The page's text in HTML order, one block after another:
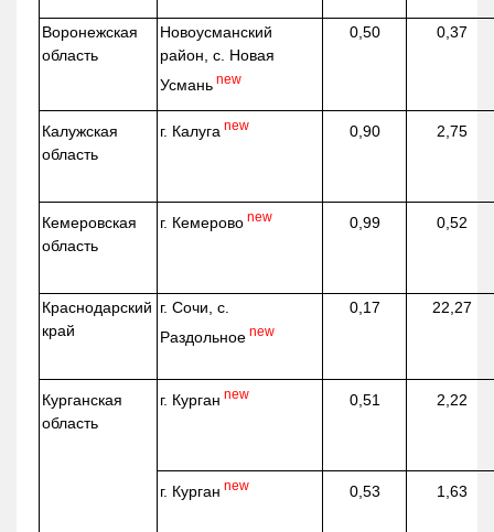
Воронежская
область
Новоусманский
район, с. Новая
Усмань new
0,50 0,37
Калужская
область
г. Калуга new 0,90 2,75
Кемеровская
область
г. Кемерово new 0,99 0,52
Краснодарский
край
г. Сочи, с.
Раздольное new
0,17 22,27
Курганская
область
г. Курган new 0,51 2,22
г. Курган new 0,53 1,63